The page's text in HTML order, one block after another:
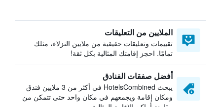
الملايين من التعليقات
تقييمات وتعليقات حقيقية من ملايين النزلاء، مثلك
تمامًا. احجز إقامتك المثالية بكل ثقة!
أفضل صفقات الفنادق
يبحث HotelsCombined في أكثر من 3 ملايين فندق
ومكان إقامة ويجمعهم في مكان واحد حتى تتمكن من